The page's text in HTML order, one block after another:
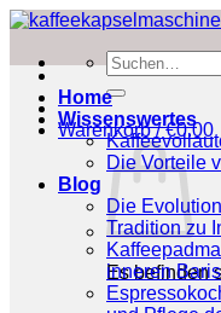
Zum
springen
Suchen
nach:
Warenkorb /€0.00
Es befinden
Home
Wissenswertes
Die Vorteile
Blog
Die
Tradition zu
inneren